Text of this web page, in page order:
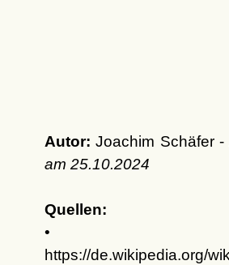
Autor: Joachim Schäfer -
am 25.10.2024
Quellen:
•
https://de.wikipedia.org/